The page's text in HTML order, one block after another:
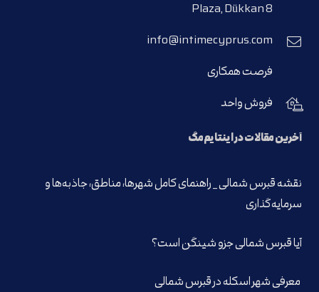
Plaza, Dükkan 8
info@intimecyprus.com
فرصت همکاری
فروش واحد
آخرین مقالات در اینتایم‌مگ
نقشه قبرس شمالی _ راهنمای کامل شهرها، مناطق، جاذبه‌ها و
سرمایه‌گذاری
آیا قبرس شمالی جزو شینگن است؟
معرفی شهر اسکله در قبرس شمالی